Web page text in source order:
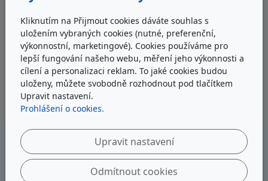
Moderní solární ohřev vody může zvýšit hodnotu vaší
nemovitosti. Stává se, že domy s instalovanými
solárními systémy jsou na trhu vyhledávanější a jejich
hodnota roste. Tento systém je vnímán jako moderní a
energeticky efektivní vylepšení domu, které je
přitažlivé pro potenciální kupce.
4. Nízké náklady na údržbu
Solární systémy ohřevu vody jsou známy svou dlouhou
Kliknutím na Přijmout cookies dáváte souhlas s
uložením vybraných cookies (nutné, preferenční,
výkonnostní, marketingové). Cookies používáme pro
lepší fungování našeho webu, měření jeho výkonnosti a
cílení a personalizaci reklam. To jaké cookies budou
uloženy, můžete svobodně rozhodnout pod tlačítkem
Upravit nastavení.
Prohlášení o cookies.
Upravit nastavení
Odmítnout cookies